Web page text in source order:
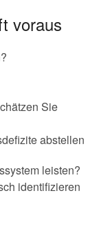
voraus
Sie
abstellen
leisten?
identifizieren